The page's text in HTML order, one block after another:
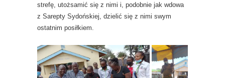
strefę, utożsamić się z nimi i, podobnie jak wdowa
z Sarepty Sydońskiej, dzielić się z nimi swym
ostatnim posiłkiem.